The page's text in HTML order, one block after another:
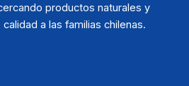
productos naturales y
a las familias chilenas.